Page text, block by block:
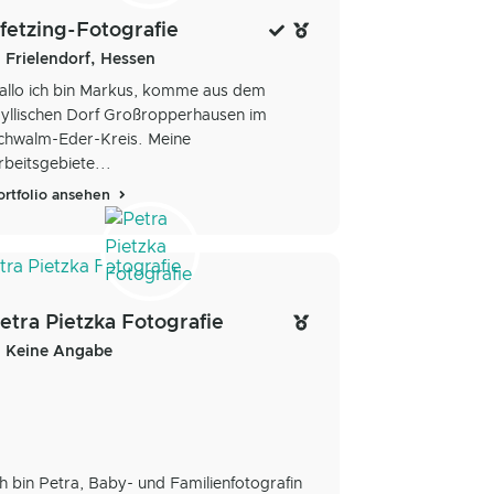
Fotografie
Frielendorf, Hessen
ich bin Markus, komme aus dem
Dorf Großropperhausen im
Eder-Kreis. Meine
ansehen
Pietzka Fotografie
Keine Angabe
bin Petra, Baby- und Familienfotografin